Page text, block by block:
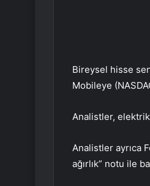
Bireysel hisse
Mobileye
Analistler,
Analistler ayrıca
ağırlık” notu ile